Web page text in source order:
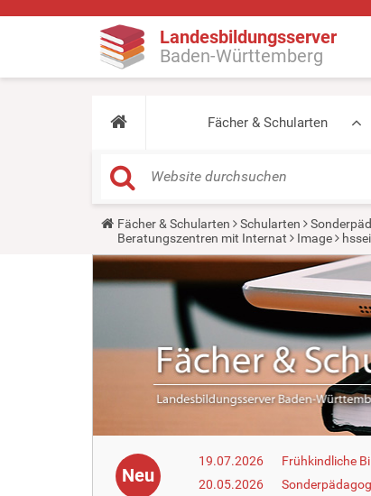
Landesbildungsserver
Baden-Württemberg
Fächer & Schularten
Y
u
a
r
e
Fächer & Schularten Schularten
Beratungszentren mit Internat
Image
Neu
19.07.2026
Frühkindliche
20.05.2026